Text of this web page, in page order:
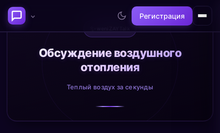
Регистрация
Последние темы
Философия сознания:
где граница между "я" и
Нейронаука и
реальность
Обсуждение воздушного
отопления
Теплый воздух за секунды